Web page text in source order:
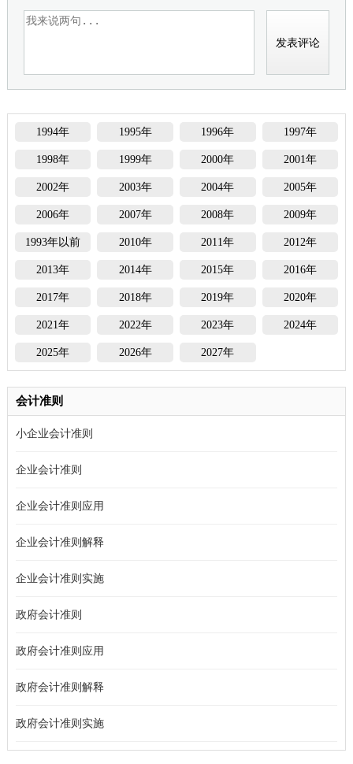
1994年 1995年 1996年 1997年
1998年 1999年 2000年 2001年
2002年 2003年 2004年 2005年
2006年 2007年 2008年 2009年
1993年以前 2010年 2011年 2012年
2013年 2014年 2015年 2016年
2017年 2018年 2019年 2020年
2021年 2022年 2023年 2024年
2025年 2026年 2027年
会计准则
小企业会计准则
企业会计准则
企业会计准则应用
企业会计准则解释
企业会计准则实施
政府会计准则
政府会计准则应用
政府会计准则解释
政府会计准则实施